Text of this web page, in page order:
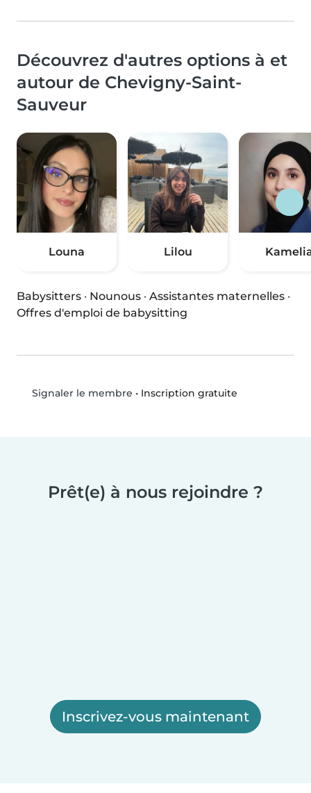
Découvrez d'autres options à et
autour de Chevigny-Saint-
Sauveur
Louna Lilou
Babysitters · Nounous · Assistantes maternelles ·
Offres d'emploi de babysitting
Signaler le membre • Inscription gratuite
Prêt(e) à nous rejoindre ?
Inscrivez-vous maintenant